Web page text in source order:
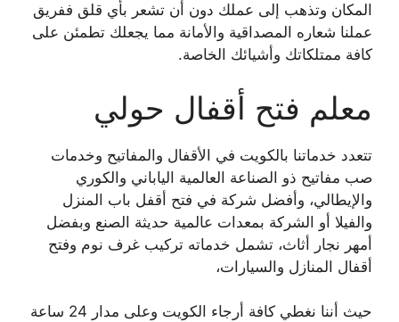
المكان وتذهب إلى عملك دون أن تشعر بأي قلق ففريق
عملنا شعاره المصداقية والأمانة مما يجعلك تطمئن على
كافة ممتلكاتك وأشيائك الخاصة.
معلم فتح أقفال حولي
تتعدد خدماتنا بالكويت في الأقفال والمفاتيح وخدمات
صب مفاتيح ذو الصناعة العالمية الياباني والكوري
والإيطالي، وأفضل شركة في فتح أقفل باب المنزل
والفيلا أو الشركة بمعدات عالمية حديثة الصنع وبفضل
أمهر نجار أثاث، تشمل خدماته تركيب غرف نوم وفتح
أقفال المنازل والسيارات،
حيث أننا نغطي كافة أرجاء الكويت وعلى مدار 24 ساعة